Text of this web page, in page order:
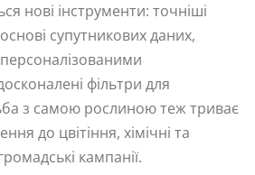
нові інструменти: точніші
супутникових даних,
фільтри для
з самою рослиною теж триває
до цвітіння, хімічні та
кампанії.